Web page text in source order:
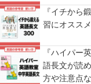
『イチから
習にオスス
『ハイパー
語長文が読
方や注意点